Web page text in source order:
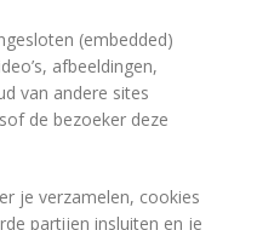
(embedded)
afbeeldingen,
van andere sites
de bezoeker deze
je verzamelen, cookies
partijen insluiten en je